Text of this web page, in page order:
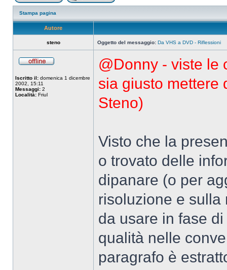
Apri un nuovo argomentoRispondi all’argomento
Stampa pagina
Autore
steno Oggetto del messaggio: Da VHS a DVD - Riflessioni
Iscritto il: domenica 1 dicembre
2002, 15:11
Messaggi: 2
Località: Friul
@Donny - viste le
sia giusto mettere
Steno)
Visto che la
o trovato delle
dipanare (o per
risoluzione e
da usare in fase
qualità nelle
paragrafo è